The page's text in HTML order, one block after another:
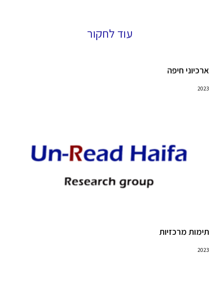
עוד לחקור
ארכיוני חיפה
2023
תימות מרכזיות
2023